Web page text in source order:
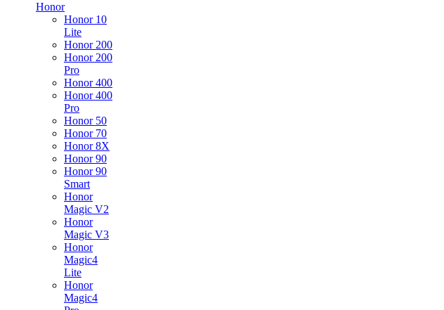
Honor
Honor 10
Lite
Honor 200
Honor 200
Pro
Honor 400
Honor 400
Pro
Honor 50
Honor 70
Honor 8X
Honor 90
Honor 90
Smart
Honor
Magic V2
Honor
Magic V3
Honor
Magic4
Lite
Honor
Magic4